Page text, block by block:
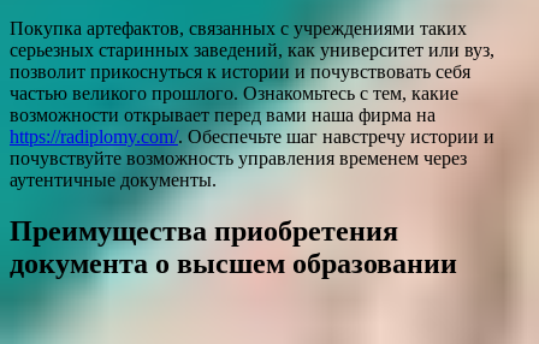
Покупка артефактов, связанных с учреждениями таких
серьезных старинных заведений, как университет или вуз,
позволит прикоснуться к истории и почувствовать себя
частью великого прошлого. Ознакомьтесь с тем, какие
возможности открывает перед вами наша фирма на
https://radiplomy.com/. Обеспечьте шаг навстречу истории и
почувствуйте возможность управления временем через
аутентичные документы.
Преимущества приобретения
документа о высшем образовании